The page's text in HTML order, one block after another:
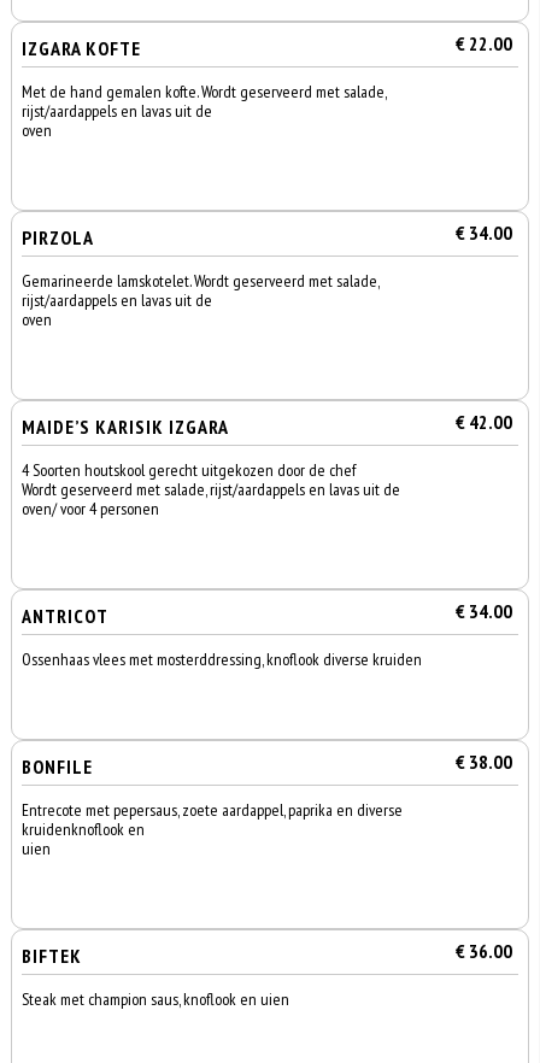
IZGARA KOFTE € 22.00
Met de hand gemalen kofte. Wordt geserveerd met salade,
rijst/aardappels en lavas uit de
oven
PIRZOLA € 34.00
Gemarineerde lamskotelet. Wordt geserveerd met salade,
rijst/aardappels en lavas uit de
oven
MAIDE’S KARISIK IZGARA € 42.00
4 Soorten houtskool gerecht uitgekozen door de chef
Wordt geserveerd met salade, rijst/aardappels en lavas uit de
oven/ voor 4 personen
ANTRICOT € 34.00
Ossenhaas vlees met mosterddressing, knoflook diverse kruiden
BONFILE € 38.00
Entrecote met pepersaus, zoete aardappel, paprika en diverse
kruidenknoflook en
uien
BIFTEK € 36.00
Steak met champion saus, knoflook en uien